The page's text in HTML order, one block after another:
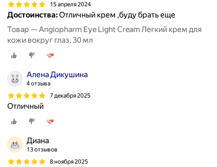
15 апреля 2024
Достоинства:Отличный крем ,буду брать еще
Товар — Angiopharm Eye Light Cream Легкий крем для
кожи вокруг глаз, 30 мл
Алена Дикушина
4 отзыва
7 декабря 2025
Отличный
Диана
13 отзывов
8 ноября 2025